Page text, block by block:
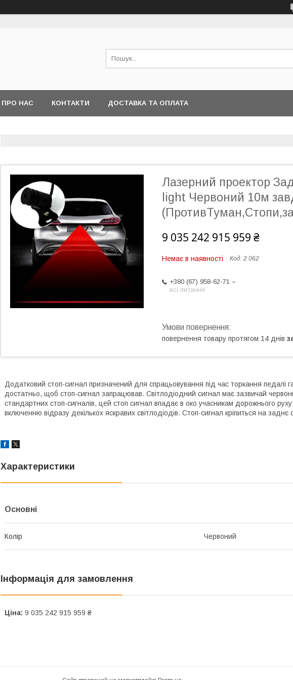
ПРО НАС КОНТАКТИ ДОСТАВКА ТА ОПЛАТА
Лазерний проектор
light Червоний 10м
9 035 242 915 959 ₴
Немає в наявності Код: 2 062
+380 (67) 958-62-71
всі питання
повернення товару протягом 14 днів
Додатковий стоп-сигнал призначений для спрацьовування під час торкання педалі
достатньо, щоб стоп-сигнал запрацював. Світлодіодний сигнал має зазвичай
стандартних стоп-сигналів, цей стоп сигнал впадає в око учасникам дорожнього
включенню відразу декількох яскравих світлодіодів. Стоп-сигнал кріпиться на заднє
Характеристики
Основні
Колір Червоний
Інформація для замовлення
Ціна: 9 035 242 915 959 ₴